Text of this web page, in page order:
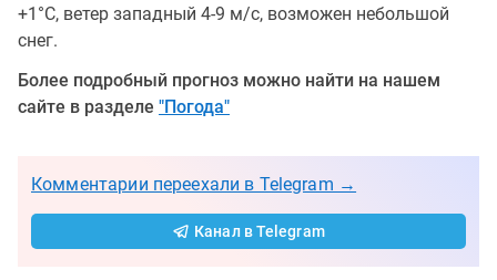
+1°C, ветер западный 4-9 м/с, возможен небольшой
снег.
Более подробный прогноз можно найти на нашем
сайте в разделе "Погода"
Комментарии переехали в Telegram →
Канал в Telegram